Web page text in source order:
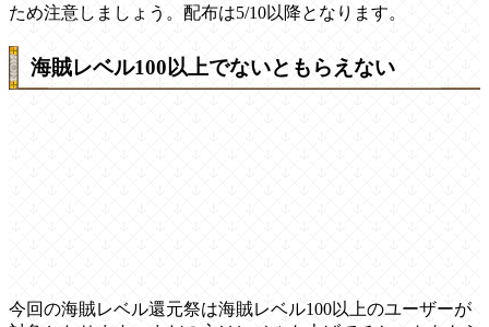
ため注意しましょう。配布は5/10以降となります。
海賊レベル100以上でないともらえない
今回の海賊レベル還元祭は海賊レベル100以上のユーザーが